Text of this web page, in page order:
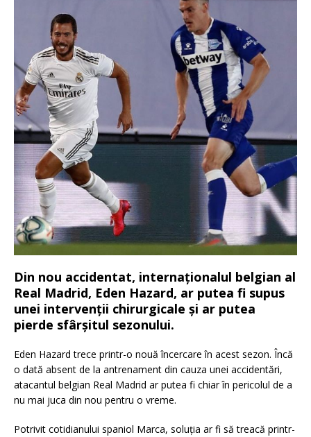
Din nou accidentat, internaționalul belgian al
Real Madrid, Eden Hazard, ar putea fi supus
unei intervenții chirurgicale și ar putea
pierde sfârșitul sezonului.
Eden Hazard trece printr-o nouă încercare în acest sezon. Încă
o dată absent de la antrenament din cauza unei accidentări,
atacantul belgian Real Madrid ar putea fi chiar în pericolul de a
nu mai juca din nou pentru o vreme.
Potrivit cotidianului spaniol Marca, soluția ar fi să treacă printr-